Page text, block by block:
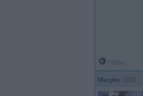
Murphy